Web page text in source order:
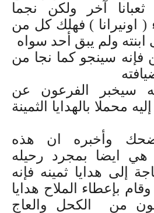
آخر ولكن نجما
) فهلك كل من
ولم يبق أحد سواه
فإنه سينجو كما نجا من
سيخبر الفرعون عن
محملا بالهدايا الثمينة
ضحك وأخبره ان هذه
هي ايضا بمجرد رحيله
إلى هدايا ثمينه فإنه
وقام بإعطاء الملاح هدايا
من الكحل والعاج